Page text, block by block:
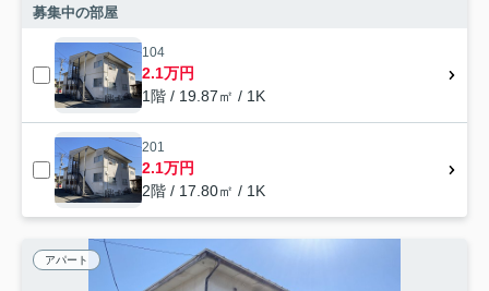
募集中の部屋
104
2.1万円
1階 / 19.87㎡ / 1K
201
2.1万円
2階 / 17.80㎡ / 1K
アパート